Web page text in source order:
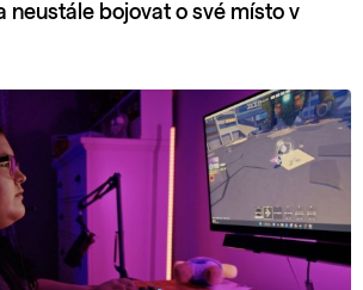
neustále bojovat o své místo v